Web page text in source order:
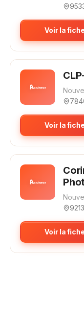
Voir la fiche
Voir la fiche
Voir la fiche